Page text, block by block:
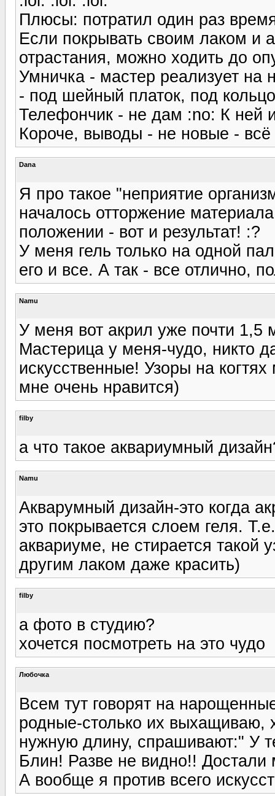
Плюсы: потратил один раз
Если покрывать своим лаком и
отрастания, можно ходить до
Умничка - мастер реализует на
- под шейный платок, под
Телефончик - не дам :no: К ней
Короче, выводы - не новые - всё
Dana
Я про такое "неприятие
началось отторжение
положении - вот и результат! :?
У меня гель только на одной
его и все. А так - все отлично,
Namu
У меня вот акрил уже почти 1,5
Мастерица у меня-чудо, никто
искусственные! Узоры на
мне очень нравится)
filby
а что такое аквариумный
Namu
Акварумный дизайн-это когда
это покрывается слоем геля.
аквариуме, не стирается такой
другим лаком даже красить)
filby
а фото в студию?
хочется посмотреть на это чудо
Любочка
Всем тут говорят на
родные-столько их выхащиваю,
нужную длину, спрашивают:" У
Блин! Разве не видно!! Достали
А вообще я против всего